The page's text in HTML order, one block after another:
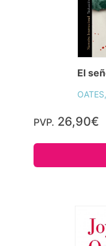
El
PVP. 26,90€